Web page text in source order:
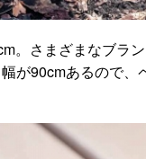
。さまざまなブラ
が90cmあるので、